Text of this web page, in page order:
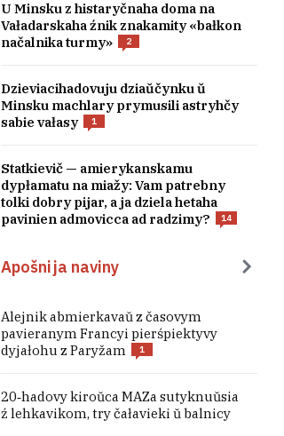
U Minsku z histaryčnaha doma na
Vaładarskaha źnik znakamity «bałkon
načalnika turmy»
2
Dzieviacihadovuju dziaŭčynku ŭ
Minsku machlary prymusili astryhčy
sabie vałasy
1
Statkievič — amierykanskamu
dypłamatu na miažy: Vam patrebny
tolki dobry pijar, a ja dziela hetaha
pavinien admovicca ad radzimy?
14
Apošnija naviny
Alejnik abmierkavaŭ z časovym
pavieranym Francyi pierśpiektyvy
dyjałohu z Paryžam
1
20‑hadovy kiroŭca MAZa sutyknuŭsia
ź lehkavikom, try čałavieki ŭ balnicy